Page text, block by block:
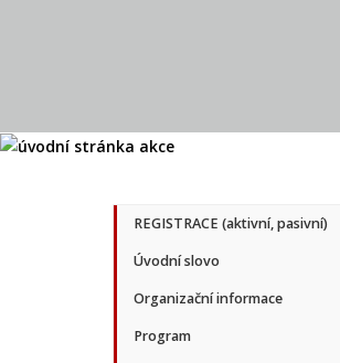
REGISTRACE (aktivní, pasivní)
Úvodní slovo
Organizační informace
Program